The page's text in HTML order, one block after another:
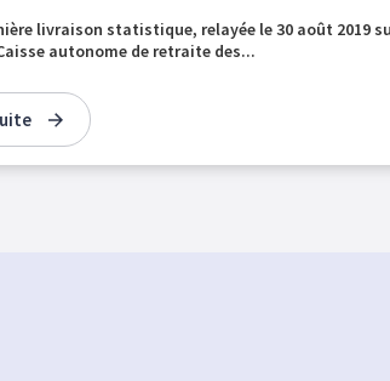
livraison statistique, relayée le 30 août 2019
autonome de retraite des...